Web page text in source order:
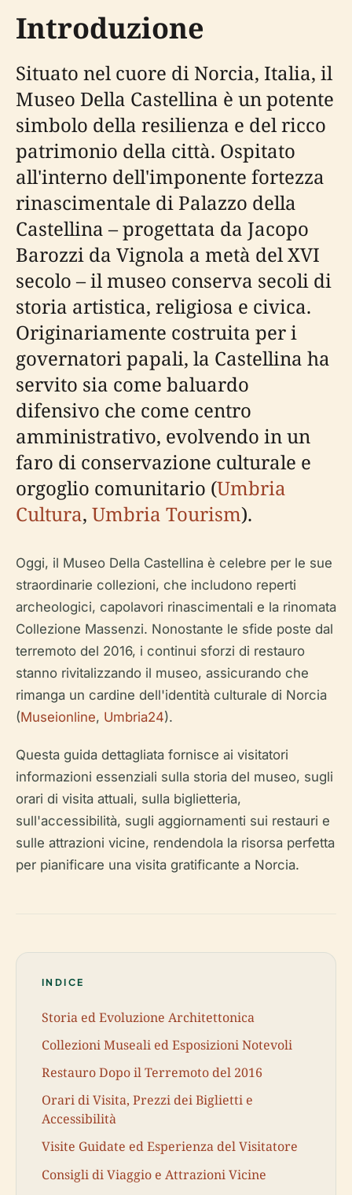
Introduzione
Situato nel cuore di Norcia, Italia, il
Museo Della Castellina è un potente
simbolo della resilienza e del ricco
patrimonio della città. Ospitato
all'interno dell'imponente fortezza
rinascimentale di Palazzo della
Castellina – progettata da Jacopo
Barozzi da Vignola a metà del XVI
secolo – il museo conserva secoli di
storia artistica, religiosa e civica.
Originariamente costruita per i
governatori papali, la Castellina ha
servito sia come baluardo
difensivo che come centro
amministrativo, evolvendo in un
faro di conservazione culturale e
orgoglio comunitario (Umbria
Cultura, Umbria Tourism).
Oggi, il Museo Della Castellina è celebre per le sue
straordinarie collezioni, che includono reperti
archeologici, capolavori rinascimentali e la rinomata
Collezione Massenzi. Nonostante le sfide poste dal
terremoto del 2016, i continui sforzi di restauro
stanno rivitalizzando il museo, assicurando che
rimanga un cardine dell'identità culturale di Norcia
(Museionline, Umbria24).
Questa guida dettagliata fornisce ai visitatori
informazioni essenziali sulla storia del museo, sugli
orari di visita attuali, sulla biglietteria,
sull'accessibilità, sugli aggiornamenti sui restauri e
sulle attrazioni vicine, rendendola la risorsa perfetta
per pianificare una visita gratificante a Norcia.
INDICE
Storia ed Evoluzione Architettonica
Collezioni Museali ed Esposizioni Notevoli
Restauro Dopo il Terremoto del 2016
Orari di Visita, Prezzi dei Biglietti e
Accessibilità
Visite Guidate ed Esperienza del Visitatore
Consigli di Viaggio e Attrazioni Vicine